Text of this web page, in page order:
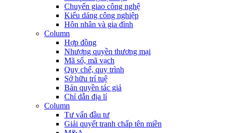
Chuyển giao công nghệ
Kiểu dáng công nghiệp
Hôn nhân và gia đình
Column
Hợp đồng
Nhượng quyền thương mại
Mã số, mã vạch
Quy chế, quy trình
Sở hữu trí tuệ
Bản quyền tác giả
Chỉ dẫn địa lí
Column
Tư vấn đầu tư
Giải quyết tranh chấp tên miền